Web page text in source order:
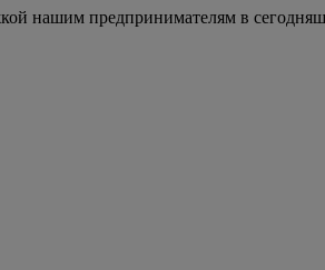
нашим предпринимателям в